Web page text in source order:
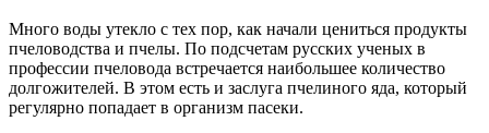
Много воды утекло с тех пор, как начали цениться продукты
пчеловодства и пчелы. По подсчетам русских ученых в
профессии пчеловода встречается наибольшее количество
долгожителей. В этом есть и заслуга пчелиного яда, который
регулярно попадает в организм пасеки.